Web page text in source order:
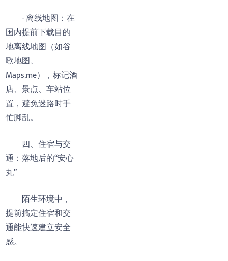
- 离线地图：在
国内提前下载目的
地离线地图（如谷
歌地图、
Maps.me），标记酒
店、景点、车站位
置，避免迷路时手
忙脚乱。
四、住宿与交
通：落地后的“安心
丸”
陌生环境中，
提前搞定住宿和交
通能快速建立安全
感。